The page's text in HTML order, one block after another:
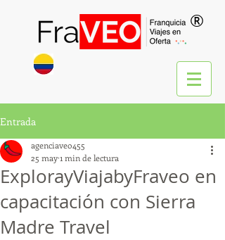
®
Entrada
ExplorayViajabyFraveo en
capacitación con Sierra
Madre Travel
agenciaveo455
25 may1 min de lectura